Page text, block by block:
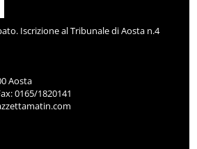
Iscrizione al Tribunale di Aosta n.4
Aosta
0165/1820141